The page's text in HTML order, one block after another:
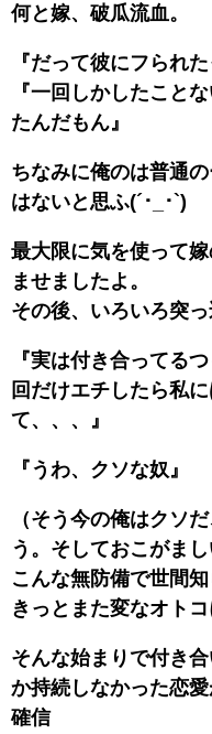
何と嫁、破瓜流血。
『だって彼にフられ
『一回しかしたこと
たんだもん』
ちなみに俺のは普通
はないと思ふ(´･_･`)
最大限に気を使って
ませましたよ。
その後、いろいろ突
『実は付き合ってる
回だけエチしたら私
て、、、』
『うわ、クソな奴』
（そう今の俺はクソ
う。そしておこがま
こんな無防備で世間
きっとまた変なオト
そんな始まりで付き
か持続しなかった恋
確信